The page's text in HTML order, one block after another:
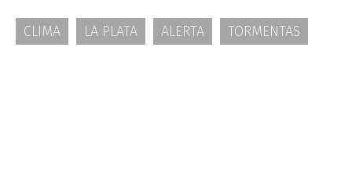
CLIMA LA PLATA ALERTA TORMENTAS